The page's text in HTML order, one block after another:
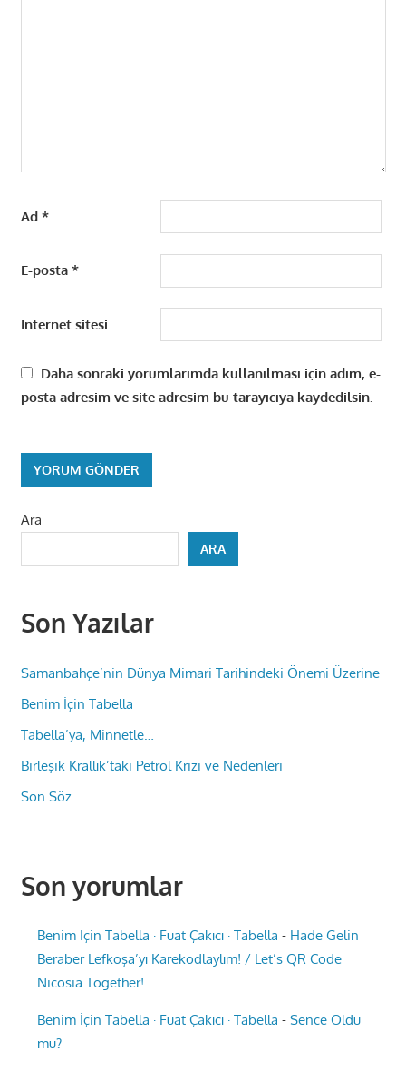
Ad *
E-posta *
İnternet sitesi
Daha sonraki yorumlarımda kullanılması için adım, e-
posta adresim ve site adresim bu tarayıcıya kaydedilsin.
Ara
ARA
Son Yazılar
Samanbahçe’nin Dünya Mimari Tarihindeki Önemi Üzerine
Benim İçin Tabella
Tabella’ya, Minnetle…
Birleşik Krallık’taki Petrol Krizi ve Nedenleri
Son Söz
Son yorumlar
Benim İçin Tabella · Fuat Çakıcı · Tabella - Hade Gelin
Beraber Lefkoşa’yı Karekodlaylım! / Let’s QR Code
Nicosia Together!
Benim İçin Tabella · Fuat Çakıcı · Tabella -Sence Oldu
mu?